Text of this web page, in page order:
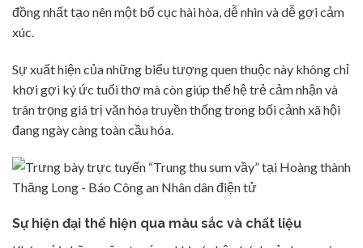
đồng nhất tạo nên một bố cục hài hòa, dễ nhìn và dễ gợi cảm
xúc.
Sự xuất hiện của những biểu tượng quen thuộc này không chỉ
khơi gợi ký ức tuổi thơ mà còn giúp thế hệ trẻ cảm nhận và
trân trọng giá trị văn hóa truyền thống trong bối cảnh xã hội
đang ngày càng toàn cầu hóa.
Sự hiện đại thể hiện qua màu sắc và chất liệu